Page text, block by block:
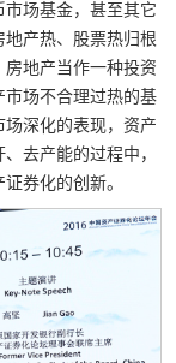
场基金，甚至其它
产热、股票热归根
地产当作一种投资
场不合理过热的基
深化的表现，资产
去产能的过程中，
券化的创新。